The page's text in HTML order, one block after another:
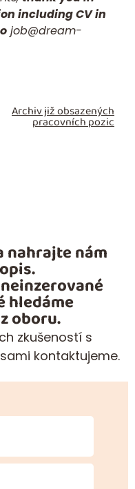
including CV in
job@dream-
Archiv již obsazených
pracovních pozic
nahrajte nám
hledáme
oboru.
zkušeností s
kontaktujeme.